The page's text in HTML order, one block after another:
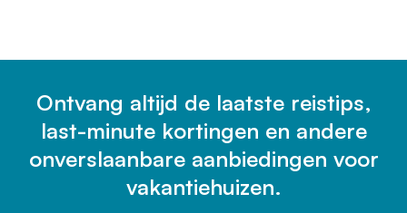
Ontvang altijd de laatste reistips,
last-minute kortingen en andere
onverslaanbare aanbiedingen voor
vakantiehuizen.